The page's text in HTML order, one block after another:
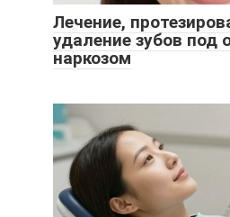
Лечение,
удаление зубов под
наркозом